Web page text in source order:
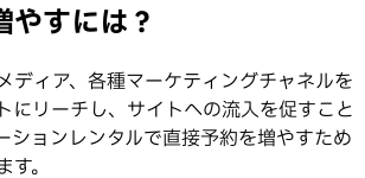
やすには？
ディア、各種マーケティングチャネルを
にリーチし、サイトへの流入を促すこと
ションレンタルで直接予約を増やすため
。